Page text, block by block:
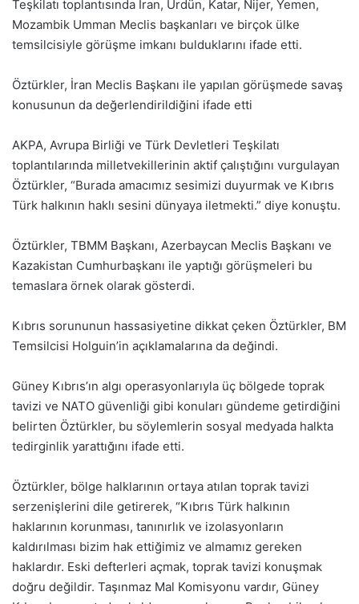
Teşkilatı toplantısında İran, Ürdün, Katar, Nijer, Yemen,
Mozambik Umman Meclis başkanları ve birçok ülke
temsilcisiyle görüşme imkanı bulduklarını ifade etti.
Öztürkler, İran Meclis Başkanı ile yapılan görüşmede savaş
konusunun da değerlendirildiğini ifade etti
AKPA, Avrupa Birliği ve Türk Devletleri Teşkilatı
toplantılarında milletvekillerinin aktif çalıştığını vurgulayan
Öztürkler, “Burada amacımız sesimizi duyurmak ve Kıbrıs
Türk halkının haklı sesini dünyaya iletmekti.” diye konuştu.
Öztürkler, TBMM Başkanı, Azerbaycan Meclis Başkanı ve
Kazakistan Cumhurbaşkanı ile yaptığı görüşmeleri bu
temaslara örnek olarak gösterdi.
Kıbrıs sorununun hassasiyetine dikkat çeken Öztürkler, BM
Temsilcisi Holguin’in açıklamalarına da değindi.
Güney Kıbrıs’ın algı operasyonlarıyla üç bölgede toprak
tavizi ve NATO güvenliği gibi konuları gündeme getirdiğini
belirten Öztürkler, bu söylemlerin sosyal medyada halkta
tedirginlik yarattığını ifade etti.
Öztürkler, bölge halklarının ortaya atılan toprak tavizi
serzenişlerini dile getirerek, “Kıbrıs Türk halkının
haklarının korunması, tanınırlık ve izolasyonların
kaldırılması bizim hak ettiğimiz ve almamız gereken
haklardır. Eski defterleri açmak, toprak tavizi konuşmak
doğru değildir. Taşınmaz Mal Komisyonu vardır, Güney